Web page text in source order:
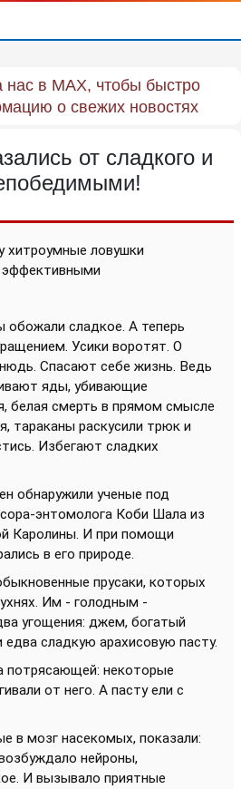
в MAX, чтобы быстро
о свежих новостях
от сладкого и
хитроумные ловушки
эффективными
обожали сладкое. А теперь
Усики воротят. О
Спасают себе жизнь. Ведь
яды, убивающие
белая смерть в прямом смысле
тараканы раскусили трюк и
Избегают сладких
обнаружили ученые под
энтомолога Коби Шала из
Каролины. И при помощи
в его природе.
прусаки, которых
Им - голодным -
угощения: джем, богатый
едва сладкую арахисовую пасту.
потрясающей: некоторые
от него. А пасту ели с
в мозг насекомых, показали:
нейроны,
И вызывало приятные